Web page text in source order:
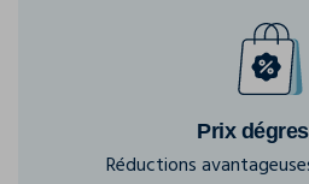
Prix
Réductions